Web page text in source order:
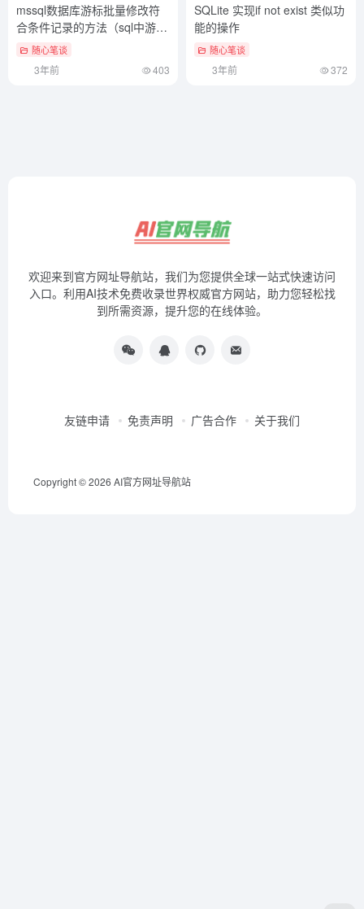
mssql数据库游标批量修改符
合条件记录的方法（sql中游标
的概念）居然可以这样
随心笔谈
3年前 403
SQLite 实现if not exist 类似功
能的操作
随心笔谈
3年前 372
欢迎来到官方网址导航站，我们为您提供全球一站式快速访问
入口。利用AI技术免费收录世界权威官方网站，助力您轻松找
到所需资源，提升您的在线体验。
友链申请 免责声明 广告合作 关于我们
Copyright © 2026 AI官方网址导航站